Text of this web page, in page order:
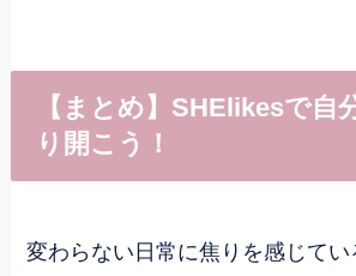
【まとめ】SHElikesで自
り開こう！
変わらない日常に焦りを感じて